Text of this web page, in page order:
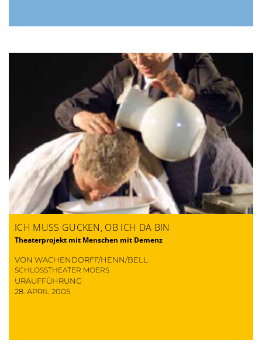
ICH MUSS GUCKEN, OB ICH DA BIN
Theaterprojekt mit Menschen mit Demenz
VON WACHENDORFF/HENN/BELL
SCHLOSSTHEATER MOERS
URAUFFÜHRUNG
28. APRIL 2005